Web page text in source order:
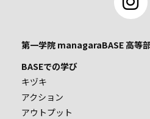
第一学院 managaraBASE 高等
BASEでの学び
キヅキ
アクション
アウトプット